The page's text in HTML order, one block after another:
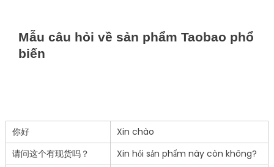
Mẫu câu hỏi về sản phẩm Taobao phổ
biến
你好
Xin chào
请问这个有现货吗？
Xin hỏi sản phẩm này còn không?